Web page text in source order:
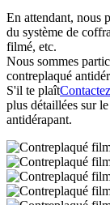
En attendant, nous
du système de
filmé, etc.
Nous sommes
contreplaqué
S'il te plaît
plus détaillées sur
antidérapant.